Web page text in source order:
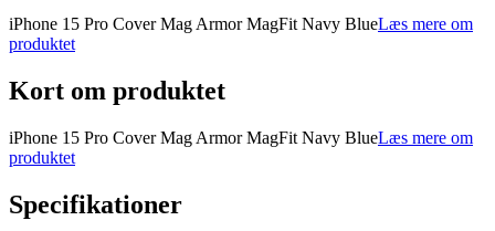
iPhone 15 Pro Cover Mag Armor MagFit Navy BlueLæs mere om
produktet
Kort om produktet
iPhone 15 Pro Cover Mag Armor MagFit Navy BlueLæs mere om
produktet
Specifikationer